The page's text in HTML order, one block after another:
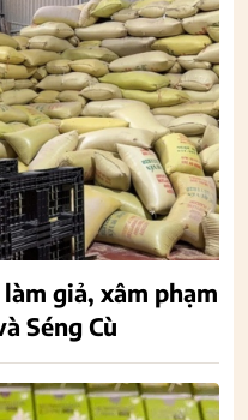
giả, xâm phạm
Séng Cù